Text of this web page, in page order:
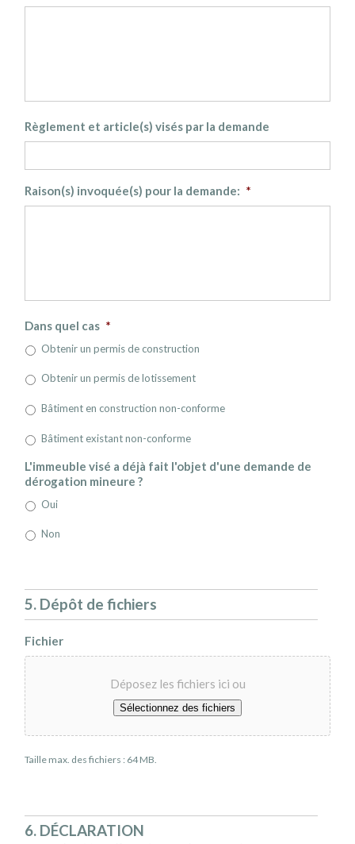
Règlement et article(s) visés par la demande
Raison(s) invoquée(s) pour la demande: *
Dans quel cas *
Obtenir un permis de construction
Obtenir un permis de lotissement
Bâtiment en construction non-conforme
Bâtiment existant non-conforme
L'immeuble visé a déjà fait l'objet d'une demande de
dérogation mineure ?
Oui
Non
5. Dépôt de fichiers
Fichier
Déposez les fichiers ici ou
Sélectionnez des fichiers
Taille max. des fichiers : 64 MB.
6. DÉCLARATION